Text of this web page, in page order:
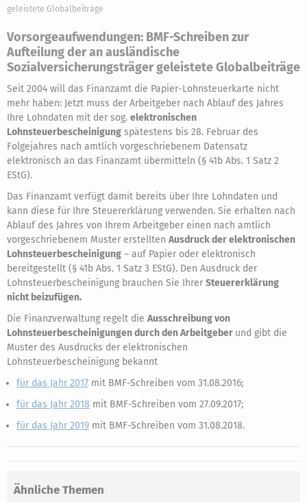
geleistete Globalbeiträge
Vorsorgeaufwendungen: BMF-Schreiben zur
Aufteilung der an ausländische
Sozialversicherungsträger geleistete Globalbeiträge
Seit 2004 will das Finanzamt die Papier-Lohnsteuerkarte nicht
mehr haben: Jetzt muss der Arbeitgeber nach Ablauf des Jahres
Ihre Lohndaten mit der sog. elektronischen
Lohnsteuerbescheinigung spätestens bis 28. Februar des
Folgejahres nach amtlich vorgeschriebenem Datensatz
elektronisch an das Finanzamt übermitteln (§ 41b Abs. 1 Satz 2
EStG).
Das Finanzamt verfügt damit bereits über Ihre Lohndaten und
kann diese für Ihre Steuererklärung verwenden. Sie erhalten nach
Ablauf des Jahres von Ihrem Arbeitgeber einen nach amtlich
vorgeschriebenem Muster erstellten Ausdruck der elektronischen
Lohnsteuerbescheinigung – auf Papier oder elektronisch
bereitgestellt (§ 41b Abs. 1 Satz 3 EStG). Den Ausdruck der
Lohnsteuerbescheinigung brauchen Sie Ihrer Steuererklärung
nicht beizufügen.
Die Finanzverwaltung regelt die Ausschreibung von
Lohnsteuerbescheinigungen durch den Arbeitgeber und gibt die
Muster des Ausdrucks der elektronischen
Lohnsteuerbescheinigung bekannt
für das Jahr 2017 mit BMF-Schreiben vom 31.08.2016;
für das Jahr 2018 mit BMF-Schreiben vom 27.09.2017;
für das Jahr 2019 mit BMF-Schreiben vom 31.08.2018.
Ähnliche Themen